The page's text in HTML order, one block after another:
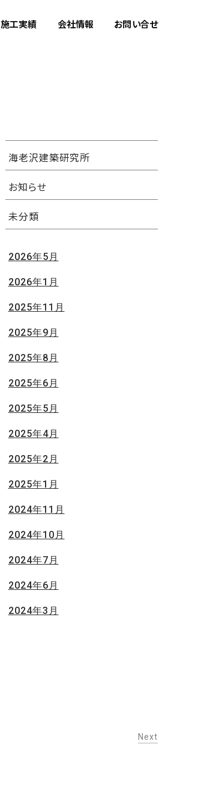
施工実績 会社情報 お問い合せ
海老沢建築研究所
お知らせ
未分類
2026年5月
2026年1月
2025年11月
2025年9月
2025年8月
2025年6月
2025年5月
2025年4月
2025年2月
2025年1月
2024年11月
2024年10月
2024年7月
2024年6月
2024年3月
Next